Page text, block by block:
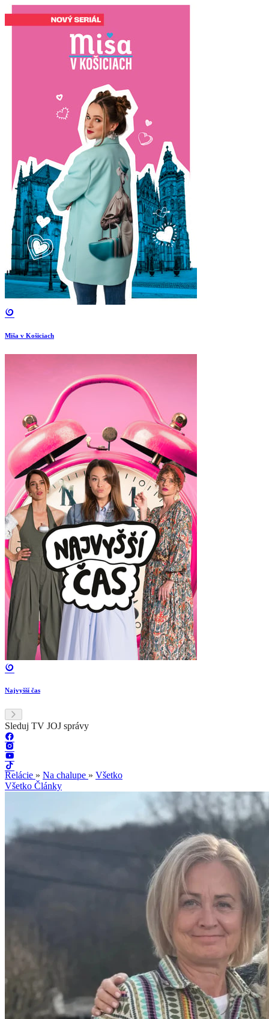
Miša v Košiciach
Najvyšší čas
Sleduj TV JOJ správy
Relácie » Na chalupe » Všetko
Všetko Články